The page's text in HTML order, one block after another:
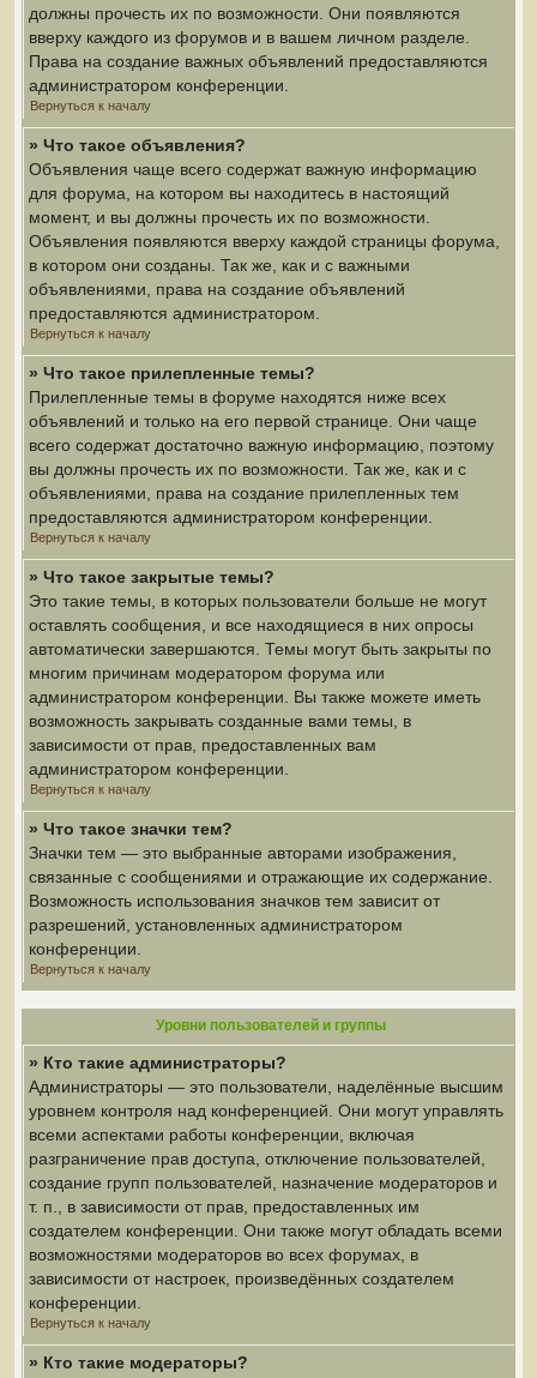
должны прочесть их по возможности. Они появляются
вверху каждого из форумов и в вашем личном разделе.
Права на создание важных объявлений предоставляются
администратором конференции.
Вернуться к началу
» Что такое объявления?
Объявления чаще всего содержат важную информацию
для форума, на котором вы находитесь в настоящий
момент, и вы должны прочесть их по возможности.
Объявления появляются вверху каждой страницы форума,
в котором они созданы. Так же, как и с важными
объявлениями, права на создание объявлений
предоставляются администратором.
Вернуться к началу
» Что такое прилепленные темы?
Прилепленные темы в форуме находятся ниже всех
объявлений и только на его первой странице. Они чаще
всего содержат достаточно важную информацию, поэтому
вы должны прочесть их по возможности. Так же, как и с
объявлениями, права на создание прилепленных тем
предоставляются администратором конференции.
Вернуться к началу
» Что такое закрытые темы?
Это такие темы, в которых пользователи больше не могут
оставлять сообщения, и все находящиеся в них опросы
автоматически завершаются. Темы могут быть закрыты по
многим причинам модератором форума или
администратором конференции. Вы также можете иметь
возможность закрывать созданные вами темы, в
зависимости от прав, предоставленных вам
администратором конференции.
Вернуться к началу
» Что такое значки тем?
Значки тем — это выбранные авторами изображения,
связанные с сообщениями и отражающие их содержание.
Возможность использования значков тем зависит от
разрешений, установленных администратором
конференции.
Вернуться к началу
Уровни пользователей и группы
» Кто такие администраторы?
Администраторы — это пользователи, наделённые высшим
уровнем контроля над конференцией. Они могут управлять
всеми аспектами работы конференции, включая
разграничение прав доступа, отключение пользователей,
создание групп пользователей, назначение модераторов и
т. п., в зависимости от прав, предоставленных им
создателем конференции. Они также могут обладать всеми
возможностями модераторов во всех форумах, в
зависимости от настроек, произведённых создателем
конференции.
Вернуться к началу
» Кто такие модераторы?